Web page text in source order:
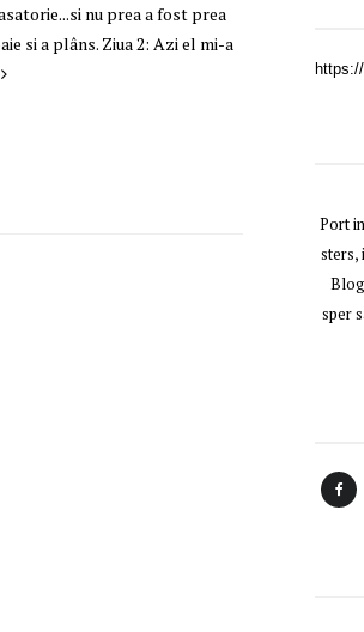
nu prea a fost prea
si a plâns. Ziua 2: Azi el mi-a
Port
sters,
sper